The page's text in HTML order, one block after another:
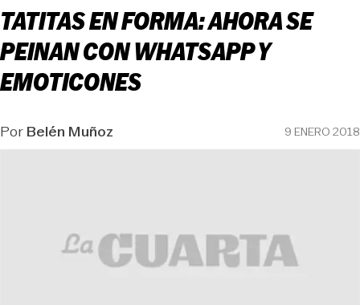
TATITAS EN FORMA: AHORA SE
PEINAN CON WHATSAPP Y
EMOTICONES
PorBelén Muñoz 9 ENERO 2018